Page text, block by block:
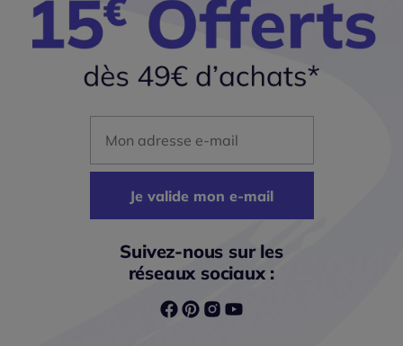
Je valide mon e-mail
Suivez-nous sur les
réseaux sociaux :